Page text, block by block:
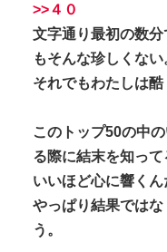
>>４０
文字通り最初の数
もそんな珍しくない
それでもわたしは酷
このトップ50の中
る際に結末を知っ
いいほど心に響くん
やっぱり結果では
う。